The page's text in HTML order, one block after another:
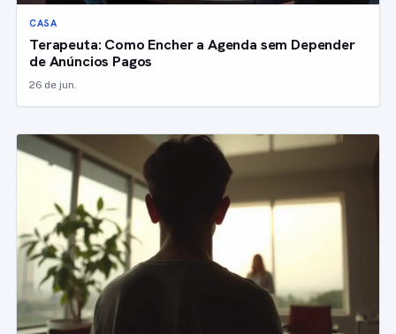
CASA
Terapeuta: Como Encher a Agenda sem Depender
de Anúncios Pagos
26 de jun.